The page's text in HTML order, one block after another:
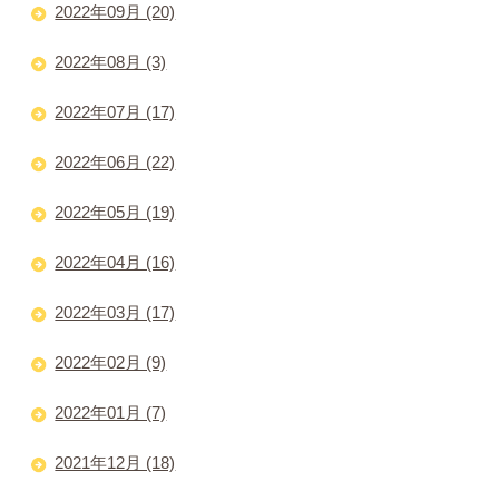
2022年09月 (20)
2022年08月 (3)
2022年07月 (17)
2022年06月 (22)
2022年05月 (19)
2022年04月 (16)
2022年03月 (17)
2022年02月 (9)
2022年01月 (7)
2021年12月 (18)